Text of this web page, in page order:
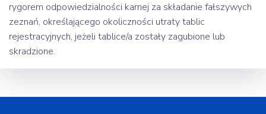
rygorem odpowiedzialności karnej za składanie fałszywych
zeznań, określającego okoliczności utraty tablic
rejestracyjnych, jeżeli tablice/a zostały zagubione lub
skradzione.